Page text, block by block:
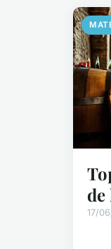
de
17/